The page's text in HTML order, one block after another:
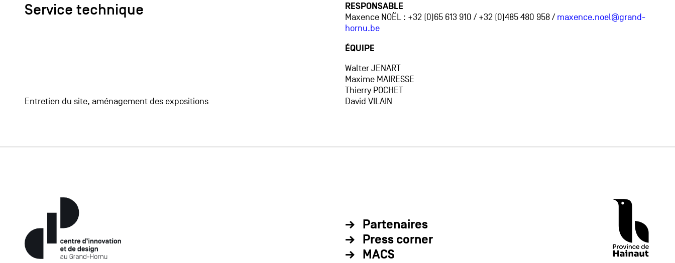
Service technique
Entretien du site, aménagement des expositions
RESPONSABLE
Maxence NOËL : +32 (0)65 613 910 / +32 (0)485 480 958 /maxence.noel@grand-
hornu.be
ÉQUIPE
Walter JENART
Maxime MAIRESSE
Thierry POCHET
David VILAIN
Partenaires
Press corner
MACS